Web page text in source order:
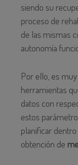
siendo su
proceso de
de las mismas
autonomía
Por ello, es
herramientas
datos con
estos
planificar
obtención de